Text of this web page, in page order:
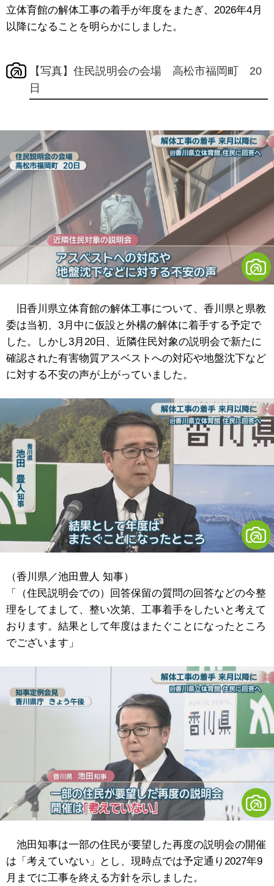
立体育館の解体工事の着手が年度をまたぎ、2026年4月
以降になることを明らかにしました。
【写真】住民説明会の会場 高松市福岡町 20
日
旧香川県立体育館の解体工事について、香川県と県教
委は当初、3月中に仮設と外構の解体に着手する予定で
した。しかし3月20日、近隣住民対象の説明会で新たに
確認された有害物質アスベストへの対応や地盤沈下など
に対する不安の声が上がっていました。
（香川県／池田豊人 知事）
「（住民説明会での）回答保留の質問の回答などの今整
理をしてまして、整い次第、工事着手をしたいと考えて
おります。結果として年度はまたぐことになったところ
でございます」
池田知事は一部の住民が要望した再度の説明会の開催
は「考えていない」とし、現時点では予定通り2027年9
月までに工事を終える方針を示しました。